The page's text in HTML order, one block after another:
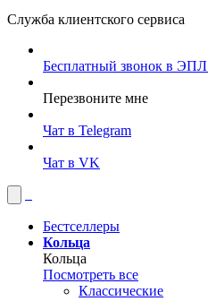
Служба клиентского сервиса
Бесплатный звонок в ЭПЛ
Перезвоните мне
Чат в Telegram
Чат в VK
Бестселлеры
Кольца
Кольца
Посмотреть все
Классические